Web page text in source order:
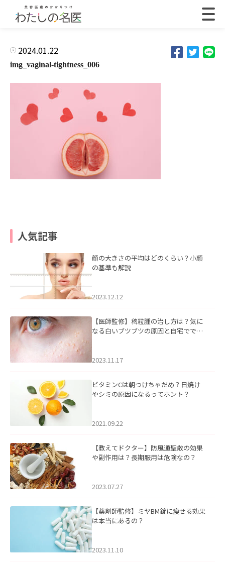
2024.01.22
img_vaginal-tightness_006
人気記事
顔の大きさの平均はどのくらい？小顔
の基準も解説
2023.12.12
【医師監修】稗粒腫の治し方は？気に
なる白いブツブツの原因と自宅ででき
2023.11.17
ビタミンCは朝つけちゃだめ？日焼け
やシミの原因になるってホント？
2021.09.22
【教えてドクター】防風通聖散の効果
や副作用は？長期服用は危険なの？
2023.07.27
【薬剤師監修】ミヤBM錠に痩せる効果
は本当にあるの？
2023.11.10